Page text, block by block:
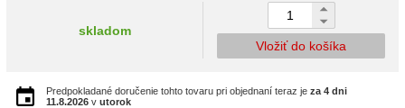
skladom
Vložiť do košíka
Predpokladané doručenie tohto tovaru pri objednaní teraz je za 4 dni
11.8.2026 v utorok